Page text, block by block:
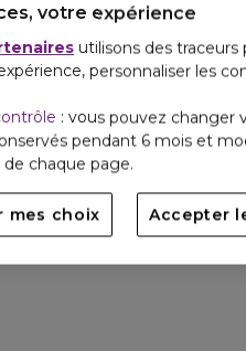
votre expérience
utilisons des
personnaliser les
: vous pouvez changer
pendant 6 mois et
de chaque page.
mes choix Accepter